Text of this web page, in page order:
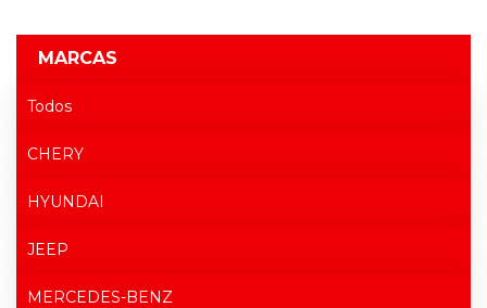
MARCAS
Todos
CHERY
HYUNDAI
JEEP
MERCEDES-BENZ